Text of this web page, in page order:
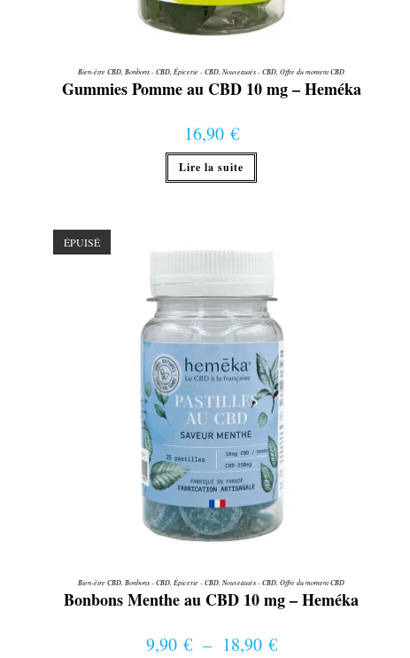
Bien-être CBD ,Bonbons - CBD ,Épicerie - CBD ,Nouveautés - CBD ,Offre du moment CBD
Gummies Pomme au CBD 10 mg – Heméka
16,90 €
Lire la suite
ÉPUISÉ
Bien-être CBD ,Bonbons - CBD ,Épicerie - CBD ,Nouveautés - CBD ,Offre du moment CBD
Bonbons Menthe au CBD 10 mg – Heméka
9,90 € – 18,90 €Plage de prix : 9,90 € à 18,90 €